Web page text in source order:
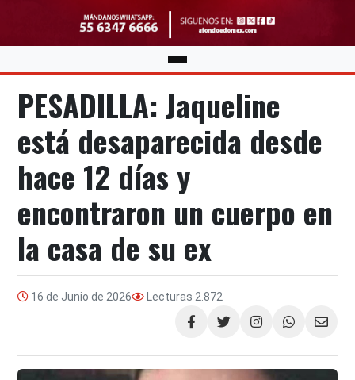
PESADILLA: Jaqueline
está desaparecida desde
hace 12 días y
encontraron un cuerpo en
la casa de su ex
16 de Junio de 2026 Lecturas 2.872
Compartir